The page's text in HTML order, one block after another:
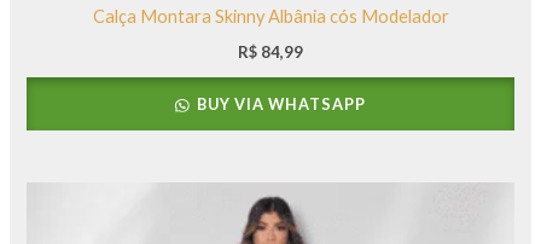
Calça Montara Skinny Albânia cós Modelador
R$ 84,99
BUY VIA WHATSAPP